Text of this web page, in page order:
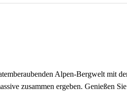
Alpen-Bergwelt mit
zusammen ergeben. Genießen